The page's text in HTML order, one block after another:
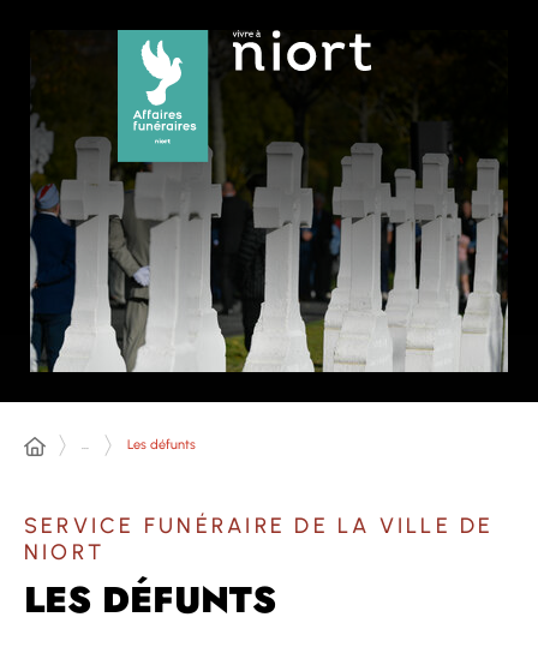
... Les défunts
SERVICE FUNÉRAIRE DE LA VILLE DE
NIORT
LES DÉFUNTS